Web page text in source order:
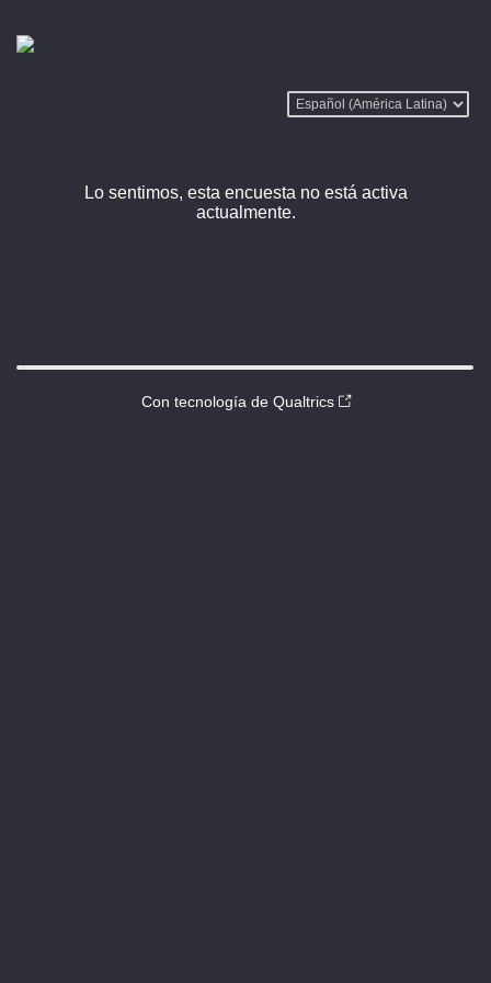
Lo sentimos, esta encuesta no está activa
actualmente.
Con tecnología de Qualtrics